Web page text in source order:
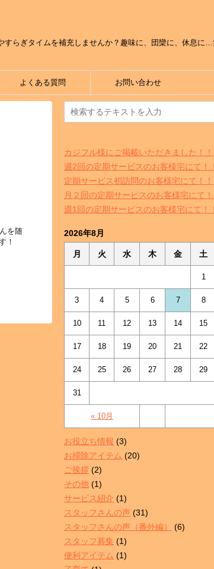
らぎタイムを補充しませんか？趣味に、団欒に、休息に
よくある質問 お問い合わせ
を随
！
カジフル様にご掲載いただきました！！
週2回の定期サービスのお客様宅にて！！
定期サービス初訪問のお客様宅にて！！
月２回の定期サービスのお客様宅にて！
週1回の定期サービスのお客様宅にて！！
2026年8月
月 火 水 木 金 土
« 10月
1
3 4 5 6 7 8
10 11 12 13 14 15
17 18 19 20 21 22
24 25 26 27 28 29
31
お役立ち情報 (3)
お掃除アイテム (20)
ご挨拶 (2)
その他 (1)
サービス紹介 (1)
スタッフさんの声 (31)
スタッフさんの声（番外編）
(6)
スタッフ募集 (1)
便利アイテム (1)